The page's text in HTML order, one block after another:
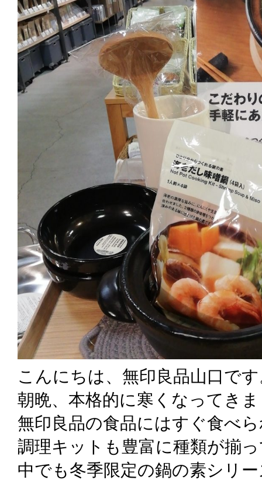
こんにちは、無印良品山口で
朝晩、本格的に寒くなってき
無印良品の食品にはすぐ食べ
調理キットも豊富に種類が揃
中でも冬季限定の鍋の素シリ